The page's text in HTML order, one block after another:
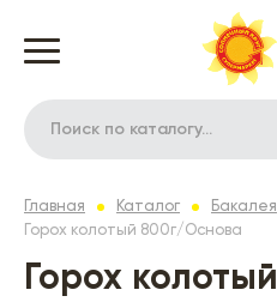
Главная Каталог Бакалея
Горох колотый 800г/Основа
Горох